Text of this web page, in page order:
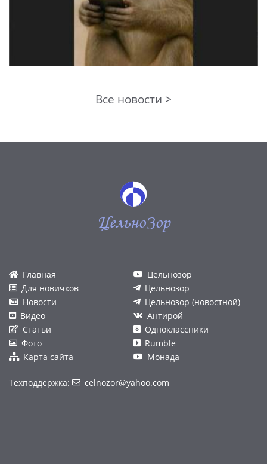
Все новости >
ЦельноЗор
Главная
Для новичков
Новости
Видео
Статьи
Фото
Карта сайта
Цельнозор
Цельнозор
Цельнозор (новостной)
Антирой
Одноклассники
Rumble
Монада
Техподдержка: celnozor@yahoo.com